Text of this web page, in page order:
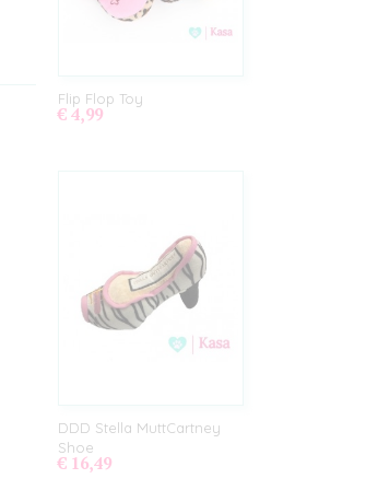
Flip Flop Toy
€ 4,99
DDD Stella MuttCartney
Shoe
€ 16,49